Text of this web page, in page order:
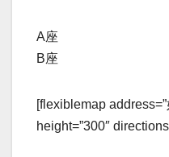
A座
B座
[flexiblemap
height=”300″